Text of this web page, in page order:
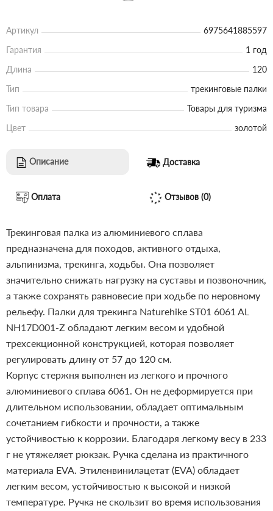
Артикул
6975641885597
Гарантия
1 год
Длина
120
Тип
трекинговые палки
Тип товара
Товары для туризма
Цвет
золотой
Описание Доставка
Оплата Отзывов (0)
Трекинговая палка из алюминиевого сплава
предназначена для походов, активного отдыха,
альпинизма, трекинга, ходьбы. Она позволяет
значительно снижать нагрузку на суставы и позвоночник,
а также сохранять равновесие при ходьбе по неровному
рельефу. Палки для трекинга Naturehike ST01 6061 AL
NH17D001-Z обладают легким весом и удобной
трехсекционной конструкцией, которая позволяет
регулировать длину от 57 до 120 см.
Корпус стержня выполнен из легкого и прочного
алюминиевого сплава 6061. Он не деформируется при
длительном использовании, обладает оптимальным
сочетанием гибкости и прочности, а также
устойчивостью к коррозии. Благодаря легкому весу в 233
г не утяжеляет рюкзак. Ручка сделана из практичного
материала EVA. Этиленвинилацетат (EVA) обладает
легким весом, устойчивостью к высокой и низкой
температуре. Ручка не скользит во время использования